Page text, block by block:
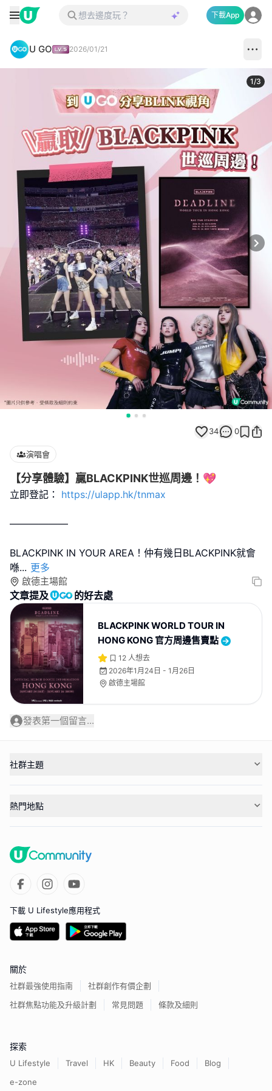
下載App
U GO 2026/01/21
1/3
34 0
演唱會
【分享體驗】贏BLACKPINK世巡周邊！💖
立即登記： https://ulapp.hk/tnmax
——————
BLACKPINK IN YOUR AREA！仲有幾日BLACKPINK就會
喺... 更多
啟德主場館
文章提及 的好去處
BLACKPINK WORLD TOUR IN
HONG KONG 官方周邊售賣點
12 人想去
2026年1月24日 - 1月26日
啟德主場館
發表第一個留言...
社群主題
熱門地點
下載 U Lifestyle應用程式
關於
社群最強使用指南
社群創作有價企劃
社群焦點功能及升級計劃
常見問題 條款及細則
探索
U Lifestyle Travel HK Beauty Food
Blog
e-zone